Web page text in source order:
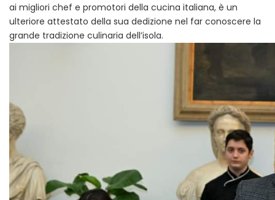
ai migliori chef e promotori della cucina italiana, è un
ulteriore attestato della sua dedizione nel far conoscere la
grande tradizione culinaria dell’isola.